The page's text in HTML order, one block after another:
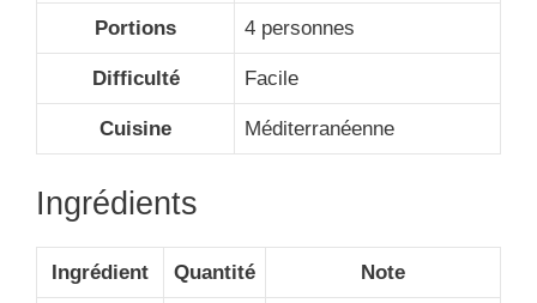
Portions 4 personnes
Difficulté Facile
Cuisine Méditerranéenne
Ingrédients
Ingrédient Quantité Note